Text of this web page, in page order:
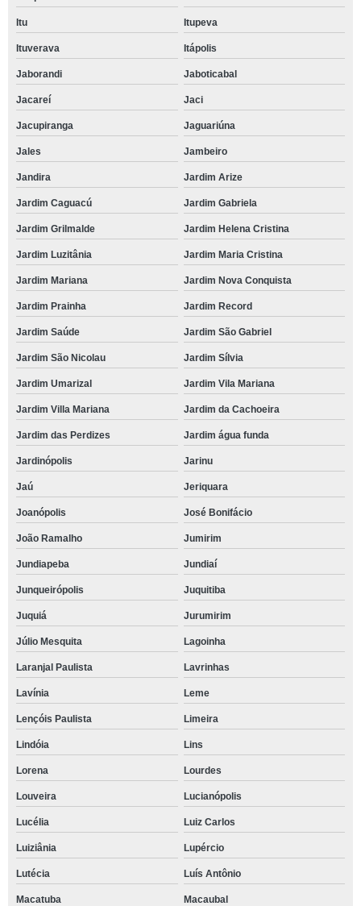
Itu Itupeva
Ituverava Itápolis
Jaborandi Jaboticabal
Jacareí Jaci
Jacupiranga Jaguariúna
Jales Jambeiro
Jandira Jardim Arize
Jardim Caguacú Jardim Gabriela
Jardim Grilmalde Jardim Helena Cristina
Jardim Luzitânia Jardim Maria Cristina
Jardim Mariana Jardim Nova Conquista
Jardim Prainha Jardim Record
Jardim Saúde Jardim São Gabriel
Jardim São Nicolau Jardim Sílvia
Jardim Umarizal Jardim Vila Mariana
Jardim Villa Mariana Jardim da Cachoeira
Jardim das Perdizes Jardim água funda
Jardinópolis Jarinu
Jaú Jeriquara
Joanópolis José Bonifácio
João Ramalho Jumirim
Jundiapeba Jundiaí
Junqueirópolis Juquitiba
Juquiá Jurumirim
Júlio Mesquita Lagoinha
Laranjal Paulista Lavrinhas
Lavínia Leme
Lençóis Paulista Limeira
Lindóia Lins
Lorena Lourdes
Louveira Lucianópolis
Lucélia Luiz Carlos
Luiziânia Lupércio
Lutécia Luís Antônio
Macatuba Macaubal